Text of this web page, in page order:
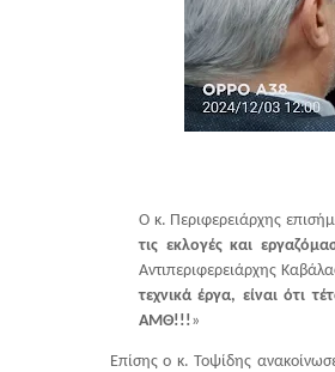
Ο κ. Περιφερειάρχης
τις εκλογές και
Αντιπεριφερειάρχης
τεχνικά έργα, είναι ότι
ΑΜΘ!!!»
Επίσης ο κ. Τοψίδης